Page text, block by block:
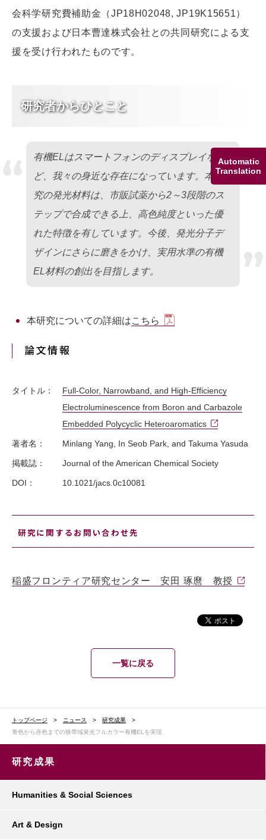
Automatic
Translation
会科学研究費補助金（JP18H02048, JP19K15651）
の支援および日本曹達株式会社との共同研究による支
援を受け行われたものです。
研究者からひとこと
有機ELはスマートフォンのディスプレイな
ど、我々の身近な存在になっています。本研
究の発光材料は、市販試薬から2～3段階のス
テップで合成できる上、高色純度といった優
れた特徴を有しています。今後、発光分子デ
ザインにさらに磨きをかけ、実用水準の有機
EL材料の創出を目指します。
本研究についての詳細はこちら
論文情報
タイトル：
Full-Color, Narrowband, and High-Efficiency
Electroluminescence from Boron and Carbazole
Embedded Polycyclic Heteroaromatics
著者名： Minlang Yang, In Seob Park, and Takuma Yasuda
掲載誌： Journal of the American Chemical Society
DOI： 10.1021/jacs.0c10081
研究に関するお問い合わせ先
稲盛フロンティア研究センター 安田 琢麿 教授
一覧に戻る
トップページ ニュース
研究成果
青色から赤色までの狭帯域発光フルカラー有機ELを実現
研究成果
Humanities & Social Sciences
Art & Design